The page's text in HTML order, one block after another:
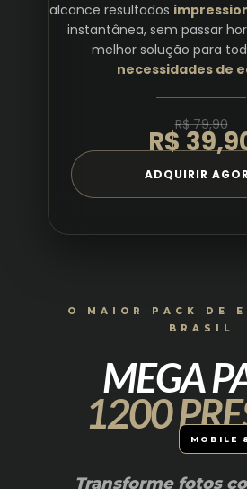
alcance resultados
instantânea, sem passar
melhor solução para
necessidades de
R$ 79,90
R$
ADQUIRIR
O MAIOR PACK DE
BRASIL
MEGA
1200
MOBILE
Transforme fotos